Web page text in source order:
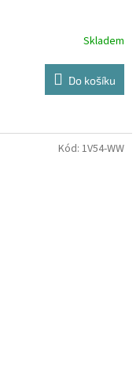
Skladem
Do košíku
Kód: 1V54-WW